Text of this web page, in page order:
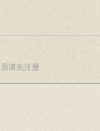
请先注册